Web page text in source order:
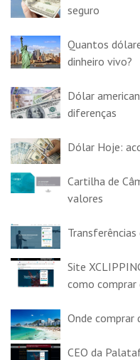
seguro
Quantos
dinheiro vivo?
Dólar
diferenças
Dólar Hoje:
Cartilha de
valores
Site
como comprar
Onde comprar
CEO da